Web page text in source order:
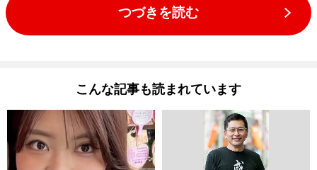
つづきを読む
こんな記事も読まれています